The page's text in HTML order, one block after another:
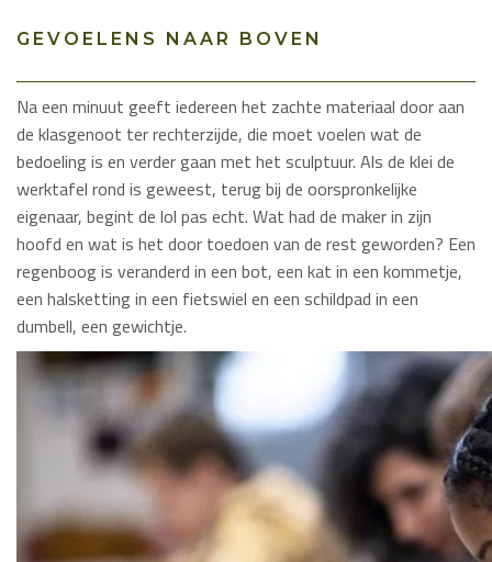
GEVOELENS NAAR BOVEN
Na een minuut geeft iedereen het zachte materiaal door aan
de klasgenoot ter rechterzijde, die moet voelen wat de
bedoeling is en verder gaan met het sculptuur. Als de klei de
werktafel rond is geweest, terug bij de oorspronkelijke
eigenaar, begint de lol pas echt. Wat had de maker in zijn
hoofd en wat is het door toedoen van de rest geworden? Een
regenboog is veranderd in een bot, een kat in een kommetje,
een halsketting in een fietswiel en een schildpad in een
dumbell, een gewichtje.